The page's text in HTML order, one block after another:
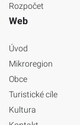
Rozpočet
Web
Úvod
Mikroregion
Obce
Turistické cíle
Kultura